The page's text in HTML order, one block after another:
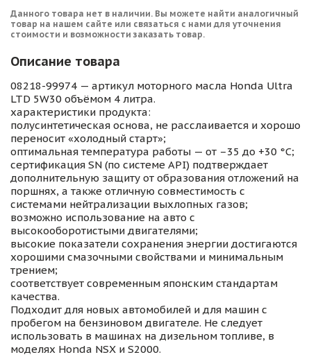
Данного товара нет в наличии. Вы можете найти аналогичный
товар на нашем сайте или связаться с нами для уточнения
стоимости и возможности заказать товар.
Описание товара
08218-99974 — артикул моторного масла Honda Ultra
LTD 5W30 объёмом 4 литра.
характеристики продукта:
полусинтетическая основа, не расслаивается и хорошо
переносит «холодный старт»;
оптимальная температура работы — от –35 до +30 °С;
сертификация SN (по системе API) подтверждает
дополнительную защиту от образования отложений на
поршнях, а также отличную совместимость с
системами нейтрализации выхлопных газов;
возможно использование на авто с
высокооборотистыми двигателями;
высокие показатели сохранения энергии достигаются
хорошими смазочными свойствами и минимальным
трением;
соответствует современным японским стандартам
качества.
Подходит для новых автомобилей и для машин с
пробегом на бензиновом двигателе. Не следует
использовать в машинах на дизельном топливе, в
моделях Honda NSX и S2000.